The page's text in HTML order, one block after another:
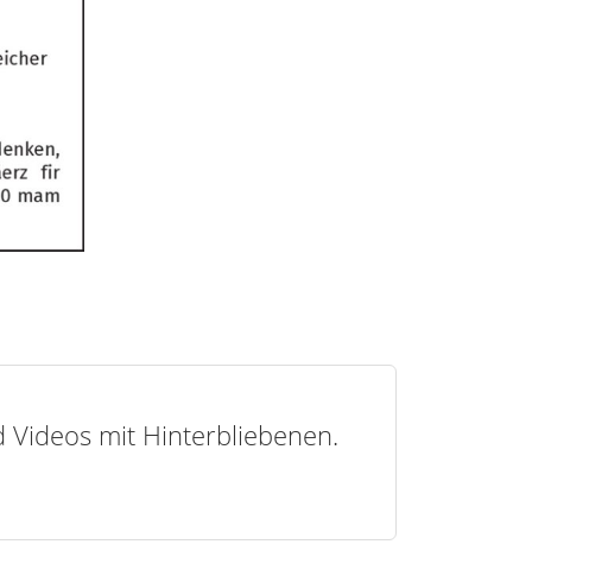
Videos mit Hinterbliebenen.